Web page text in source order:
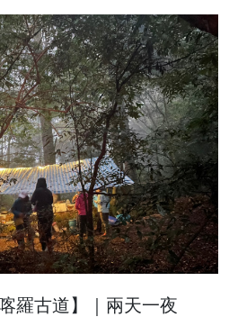
羅古道】｜兩天一夜